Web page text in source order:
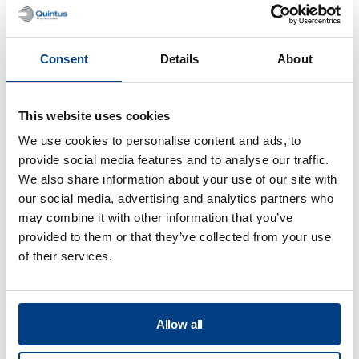
Consent Details About
This website uses cookies
We use cookies to personalise content and ads, to
provide social media features and to analyse our traffic.
We also share information about your use of our site with
our social media, advertising and analytics partners who
may combine it with other information that you’ve
provided to them or that they’ve collected from your use
of their services.
Allow all
Quintus® Cuidado para Prensas
Isostáticas en Caliente